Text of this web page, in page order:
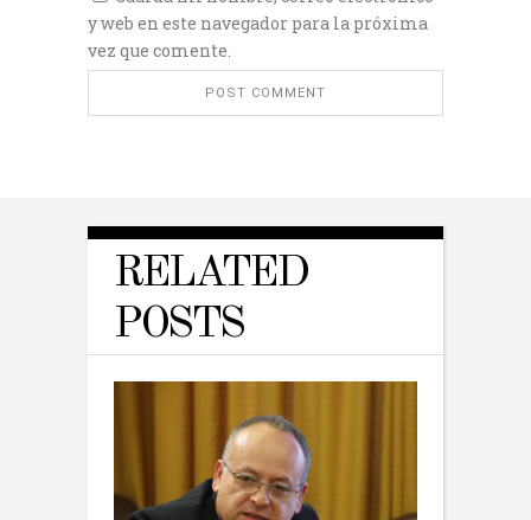
y web en este navegador para la próxima
vez que comente.
RELATED
POSTS